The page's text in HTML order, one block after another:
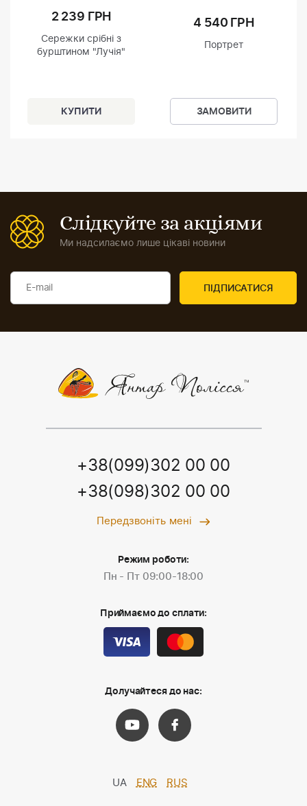
2 239 ГРН
Сережки срібні з
бурштином "Лучія"
4 540 ГРН
Портрет
ЗАМОВИТИ
Слідкуйте за акціями
Ми надсилаємо лише цікаві новини
+38(099)302 00 00
+38(098)302 00 00
Передзвоніть мені
Режим роботи:
Пн - Пт 09:00-18:00
Приймаємо до сплати:
Долучайтеся до нас:
UA ENG RUS